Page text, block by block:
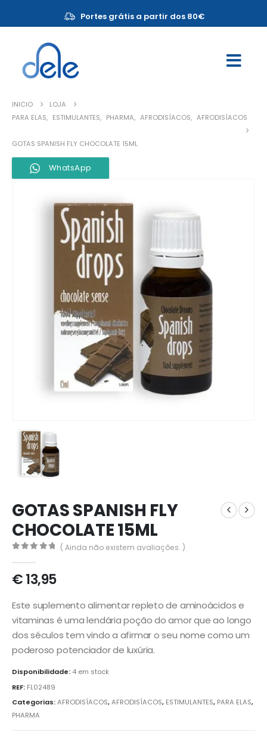
Portes grátis a partir dos 80€
INICIO
LOJA
PARA ELAS, ESTIMULANTES, PHARMA, AFRODISÍACOS, AFRODISÍACOS
GOTAS SPANISH FLY CHOCOLATE 15ML
WhatsApp
GOTAS SPANISH FLY
CHOCOLATE 15ML
( Ainda não existem avaliações. )
€13,95
Este suplemento alimentar repleto de aminoácidos e
vitaminas é uma lendária poção do amor que ao longo
dos séculos tem vindo a afirmar o seu nome como um
poderoso potenciador de luxúria.
Disponibilidade: 4 em stock
REF: FL02489
Categorias:AFRODISÍACOS,AFRODISÍACOS, ESTIMULANTES, PARA ELAS,
PHARMA